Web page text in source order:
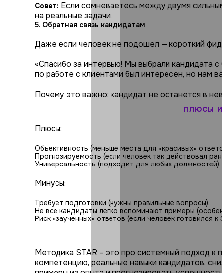
Совет: Если сомневаетесь между двумя
на реальные задачи.
5. Обратная связь кандидатам
Даже если человек не подошел — короткий
«Спасибо за интервью! Мы выбрали кандидата
по работе с клиентами был интересен, но нам
Почему это важно: кандидат не останется в
ПЛЮСЫ
Плюсы:
Объективность (меньше места для «красивых»
Прогнозируемость (если человек так действовал
Универсальность (подходит для любых должностей).
Минусы:
Требует подготовки (нужны правильные вопросы).
Не все кандидаты легко вспоминают примеры
Риск «заученных» ответов (если человек готовился к
Методика STAR – это про системный подход к
компетенцию, реальные навыки кандидатов,